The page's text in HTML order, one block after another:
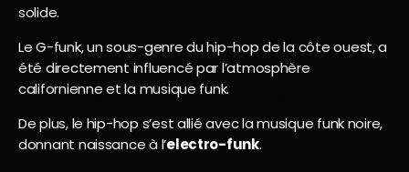
solide.
Le G-funk, un sous-genre du hip-hop de la côte ouest, a
été directement influencé par l’atmosphère
californienne et la musique funk.
De plus, le hip-hop s’est allié avec la musique funk noire,
donnant naissance à l’electro-funk.